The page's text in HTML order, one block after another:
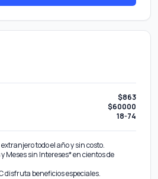
$863
$60000
18-74
todo el año y sin costo.
Meses sin Intereses* en cientos de
disfruta beneficios especiales.